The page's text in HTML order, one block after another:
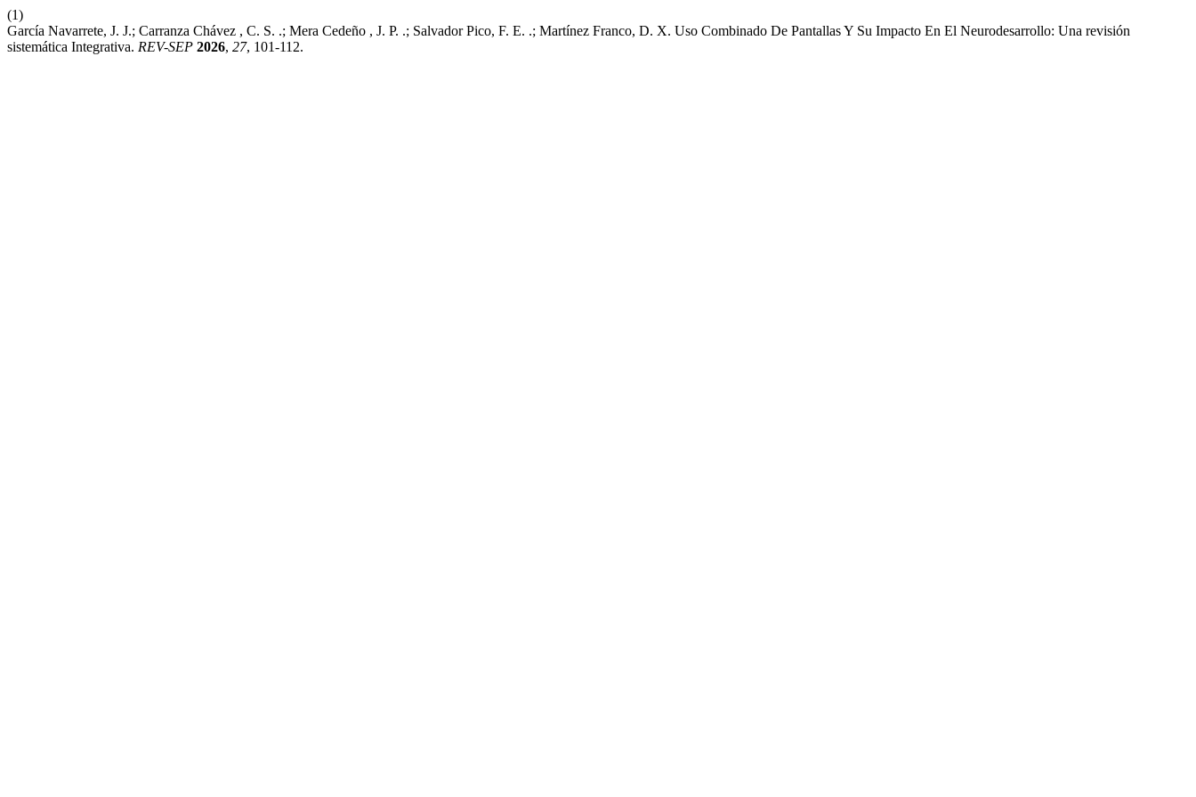
(1)
García Navarrete, J. J.; Carranza Chávez , C. S. .; Mera Cedeño , J. P. .; Salvador Pico, F. E. .; Martínez Franco, D. X. Uso Combinado De Pantallas Y Su Impacto En El Neurodesarrollo: Una revisión
sistemática Integrativa. REV-SEP 2026, 27, 101-112.